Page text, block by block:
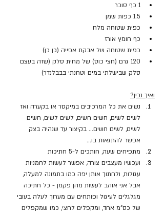
1 כף סוכר
1.5 כפות שמן
כפית שטוחה מלח
כף חומץ אורז
כפית שטוחה של אבקת אפייה (כן כן)
120 גרם (חצי כוס) של מחית סלק (שזה בעצם
סלק שבישלתי במים וטחנתי בבבלנדר)
ואיך נכין?
נשים את כל המרכיבים במיקסר או בקערה ואז
לשים לשים, חשים חשים, לשים לשים, חשים
לשים, לשים חשים... בקיצור עד שנהיה בצק
אפשר להתגאות בו...
מתפיחים שעה, חותכים ל-5 חתיכות
ועכשיו מעצבים צורה, אפשר לעשות לחמניות
עגולות, ולחתוך אותן יפה כמו בתמונה למעלה,
אבל אני אוהב לעשות מהן פקמן - כל חתיכה
מגלגלים לעיגול ופותחים עם מערוך לעלה בעובי
של כס"מ אחד, ומקפלים לחצי, כמו שמקפלים